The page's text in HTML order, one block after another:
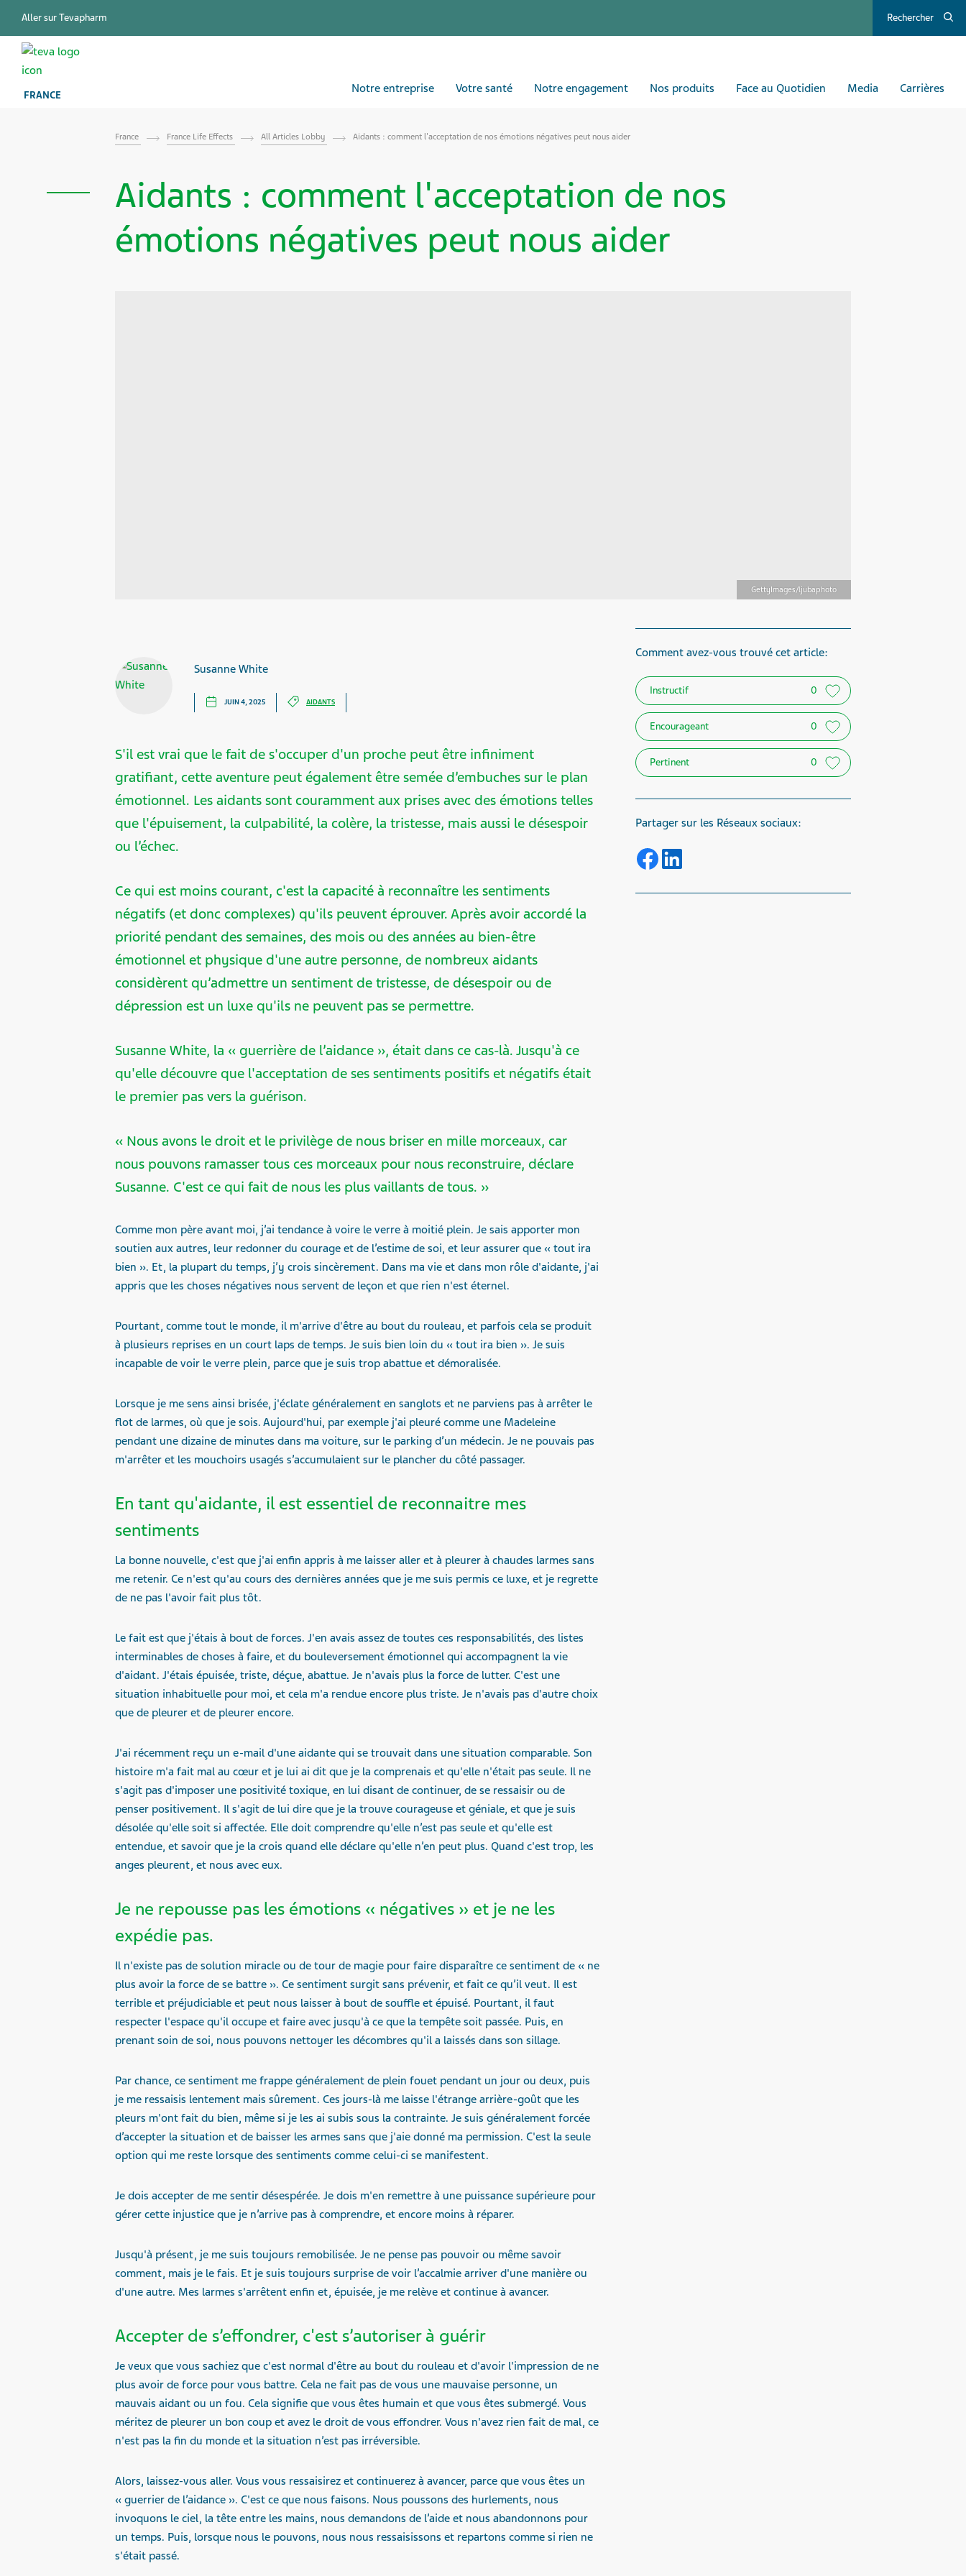
Aller sur Tevapharm Rechercher
Notre entreprise Votre santé Notre engagement Nos produits Face au Quotidien Media Carrières
FRANCE
France France Life Effects All Articles Lobby Aidants : comment l'acceptation de nos émotions négatives peut nous aider
Aidants : comment l'acceptation de nos
émotions négatives peut nous aider
GettyImages/ljubaphoto
Susanne White
JUIN 4, 2025 AIDANTS
S'il est vrai que le fait de s'occuper d'un proche peut être infiniment
gratifiant, cette aventure peut également être semée d’embuches sur le plan
émotionnel. Les aidants sont couramment aux prises avec des émotions telles
que l'épuisement, la culpabilité, la colère, la tristesse, mais aussi le désespoir
ou l’échec.
Ce qui est moins courant, c'est la capacité à reconnaître les sentiments
négatifs (et donc complexes) qu'ils peuvent éprouver. Après avoir accordé la
priorité pendant des semaines, des mois ou des années au bien-être
émotionnel et physique d'une autre personne, de nombreux aidants
considèrent qu’admettre un sentiment de tristesse, de désespoir ou de
dépression est un luxe qu'ils ne peuvent pas se permettre.
Susanne White, la « guerrière de l’aidance », était dans ce cas-là. Jusqu'à ce
qu'elle découvre que l'acceptation de ses sentiments positifs et négatifs était
le premier pas vers la guérison.
« Nous avons le droit et le privilège de nous briser en mille morceaux, car
nous pouvons ramasser tous ces morceaux pour nous reconstruire, déclare
Susanne. C'est ce qui fait de nous les plus vaillants de tous. »
Comme mon père avant moi, j’ai tendance à voire le verre à moitié plein. Je sais apporter mon
soutien aux autres, leur redonner du courage et de l’estime de soi, et leur assurer que « tout ira
bien ». Et, la plupart du temps, j’y crois sincèrement. Dans ma vie et dans mon rôle d'aidante, j'ai
appris que les choses négatives nous servent de leçon et que rien n'est éternel.
Pourtant, comme tout le monde, il m'arrive d'être au bout du rouleau, et parfois cela se produit
à plusieurs reprises en un court laps de temps. Je suis bien loin du « tout ira bien ». Je suis
incapable de voir le verre plein, parce que je suis trop abattue et démoralisée.
Lorsque je me sens ainsi brisée, j'éclate généralement en sanglots et ne parviens pas à arrêter le
flot de larmes, où que je sois. Aujourd'hui, par exemple j'ai pleuré comme une Madeleine
pendant une dizaine de minutes dans ma voiture, sur le parking d’un médecin. Je ne pouvais pas
m'arrêter et les mouchoirs usagés s’accumulaient sur le plancher du côté passager.
En tant qu'aidante, il est essentiel de reconnaitre mes
sentiments
La bonne nouvelle, c'est que j'ai enfin appris à me laisser aller et à pleurer à chaudes larmes sans
me retenir. Ce n'est qu'au cours des dernières années que je me suis permis ce luxe, et je regrette
de ne pas l'avoir fait plus tôt.
Le fait est que j'étais à bout de forces. J'en avais assez de toutes ces responsabilités, des listes
interminables de choses à faire, et du bouleversement émotionnel qui accompagnent la vie
d'aidant. J'étais épuisée, triste, déçue, abattue. Je n'avais plus la force de lutter. C'est une
situation inhabituelle pour moi, et cela m'a rendue encore plus triste. Je n'avais pas d'autre choix
que de pleurer et de pleurer encore.
J'ai récemment reçu un e-mail d'une aidante qui se trouvait dans une situation comparable. Son
histoire m'a fait mal au cœur et je lui ai dit que je la comprenais et qu'elle n'était pas seule. Il ne
s'agit pas d'imposer une positivité toxique, en lui disant de continuer, de se ressaisir ou de
penser positivement. Il s'agit de lui dire que je la trouve courageuse et géniale, et que je suis
désolée qu'elle soit si affectée. Elle doit comprendre qu'elle n’est pas seule et qu'elle est
entendue, et savoir que je la crois quand elle déclare qu'elle n’en peut plus. Quand c'est trop, les
anges pleurent, et nous avec eux.
Je ne repousse pas les émotions « négatives » et je ne les
expédie pas.
Il n'existe pas de solution miracle ou de tour de magie pour faire disparaître ce sentiment de « ne
plus avoir la force de se battre ». Ce sentiment surgit sans prévenir, et fait ce qu’il veut. Il est
terrible et préjudiciable et peut nous laisser à bout de souffle et épuisé. Pourtant, il faut
respecter l'espace qu'il occupe et faire avec jusqu'à ce que la tempête soit passée. Puis, en
prenant soin de soi, nous pouvons nettoyer les décombres qu'il a laissés dans son sillage.
Par chance, ce sentiment me frappe généralement de plein fouet pendant un jour ou deux, puis
je me ressaisis lentement mais sûrement. Ces jours-là me laisse l'étrange arrière-goût que les
pleurs m'ont fait du bien, même si je les ai subis sous la contrainte. Je suis généralement forcée
d’accepter la situation et de baisser les armes sans que j'aie donné ma permission. C'est la seule
option qui me reste lorsque des sentiments comme celui-ci se manifestent.
Je dois accepter de me sentir désespérée. Je dois m'en remettre à une puissance supérieure pour
gérer cette injustice que je n’arrive pas à comprendre, et encore moins à réparer.
Jusqu'à présent, je me suis toujours remobilisée. Je ne pense pas pouvoir ou même savoir
comment, mais je le fais. Et je suis toujours surprise de voir l’accalmie arriver d'une manière ou
d'une autre. Mes larmes s'arrêtent enfin et, épuisée, je me relève et continue à avancer.
Accepter de s’effondrer, c'est s’autoriser à guérir
Je veux que vous sachiez que c'est normal d'être au bout du rouleau et d'avoir l'impression de ne
plus avoir de force pour vous battre. Cela ne fait pas de vous une mauvaise personne, un
mauvais aidant ou un fou. Cela signifie que vous êtes humain et que vous êtes submergé. Vous
méritez de pleurer un bon coup et avez le droit de vous effondrer. Vous n'avez rien fait de mal, ce
n'est pas la fin du monde et la situation n’est pas irréversible.
Alors, laissez-vous aller. Vous vous ressaisirez et continuerez à avancer, parce que vous êtes un
« guerrier de l’aidance ». C'est ce que nous faisons. Nous poussons des hurlements, nous
invoquons le ciel, la tête entre les mains, nous demandons de l’aide et nous abandonnons pour
un temps. Puis, lorsque nous le pouvons, nous nous ressaisissons et repartons comme si rien ne
s'était passé.
Comment avez-vous trouvé cet article:
Instructif 0
Encourageant 0
Pertinent 0
Partager sur les Réseaux sociaux:
Share on Facebook